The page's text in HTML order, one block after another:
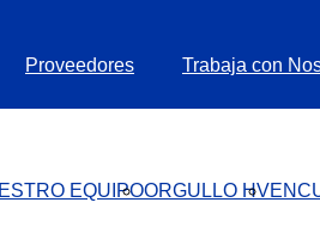
Proveedores Trabaja con
EQUIPOORGULLO HV